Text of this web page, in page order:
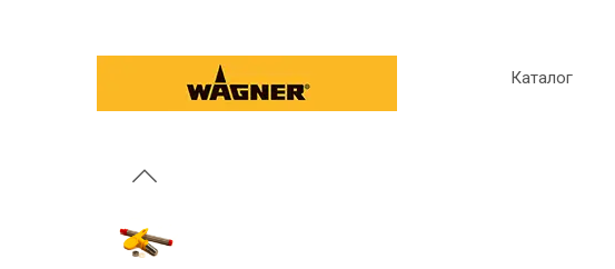
Каталог